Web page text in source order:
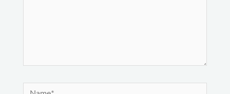
Name*